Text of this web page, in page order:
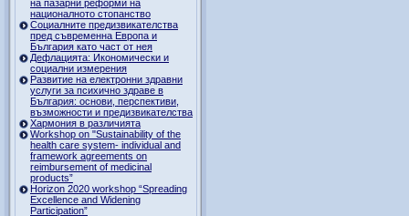
на пазарни реформи на
националното стопанство
Социалните предизвикателства
пред съвременна Европа и
България като част от нея
Дефлацията: Икономически и
социални измерения
Развитие на електронни здравни
услуги за психично здраве в
България: основи, перспективи,
възможности и предизвикателства
Хармония в различията
Workshop on "Sustainability of the
health care system- individual and
framework agreements on
reimbursement of medicinal
products”
Horizon 2020 workshop “Spreading
Excellence and Widening
Participation”